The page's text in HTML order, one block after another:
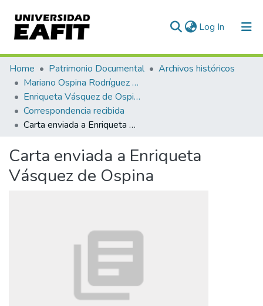
Log In (current)
Communities & Collections
All of DSpace
Statistics
Home Patrimonio Documental
Archivos históricos
Mariano Ospina Rodríguez (1826 -1912)
Enriqueta Vásquez de Ospina
Correspondencia recibida
Carta enviada a Enriqueta Vásquez de Ospina
Carta enviada a Enriqueta
Vásquez de Ospina